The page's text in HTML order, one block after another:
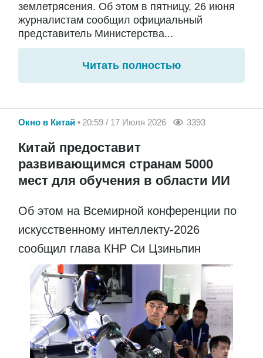
землетрясения. Об этом в пятницу, 26 июня
журналистам сообщил официальный
представитель Министерства...
Читать полностью
Окно в Китай 20:59 / 17 Июля 2026 3393
Китай предоставит
развивающимся странам 5000
мест для обучения в области ИИ
Об этом на Всемирной конференции по
искусственному интеллекту-2026
сообщил глава КНР Си Цзиньпин